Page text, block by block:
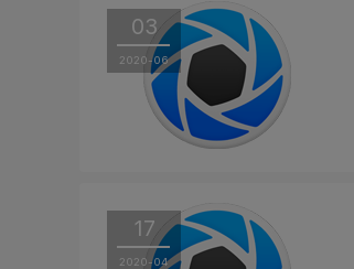
03
2020-06
17
2020-04